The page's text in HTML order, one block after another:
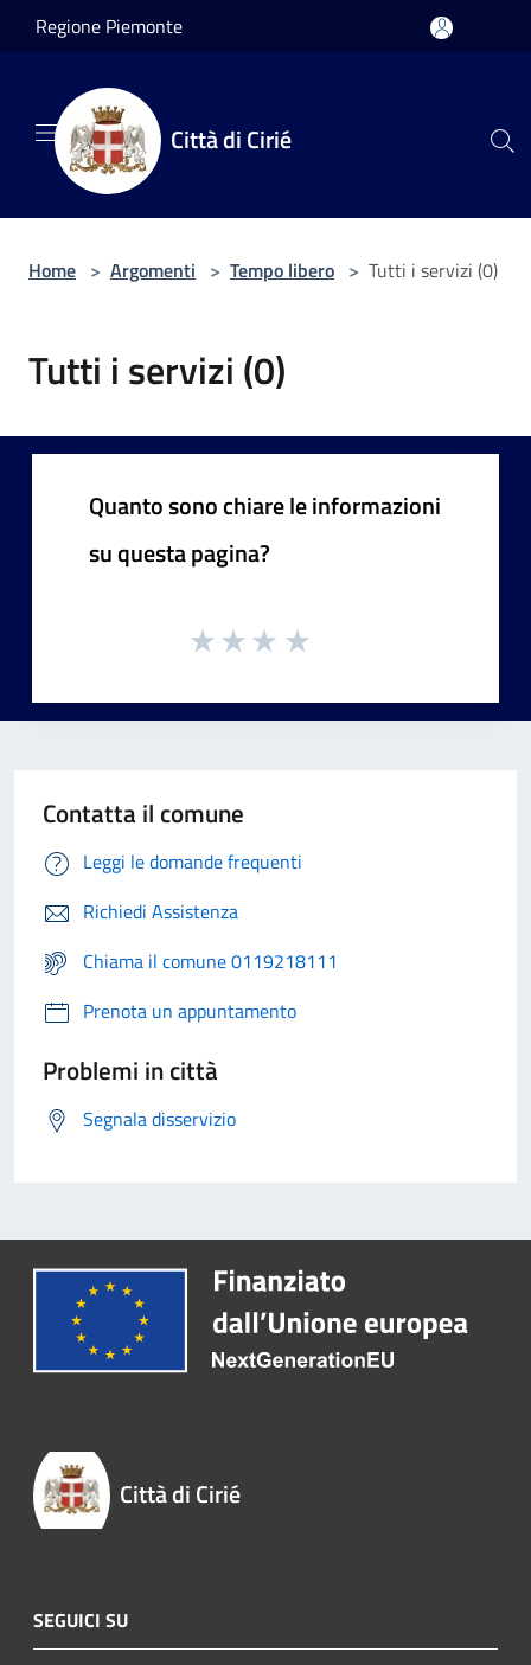
Salta al contenuto principale
Regione Piemonte
Città di Cirié
Home > Argomenti > Tempo libero > Tutti i servizi (0)
Tutti i servizi (0)
Quanto sono chiare le informazioni
su questa pagina?
Contatta il comune
Leggi le domande frequenti
Richiedi Assistenza
Chiama il comune 0119218111
Prenota un appuntamento
Problemi in città
Segnala disservizio
Città di Cirié
SEGUICI SU